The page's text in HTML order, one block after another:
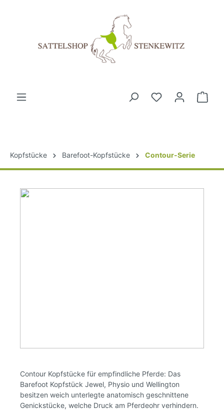
Kopfstücke Barefoot-Kopfstücke Contour-Serie
Contour Kopfstücke für empfindliche Pferde: Das
Barefoot Kopfstück Jewel, Physio und Wellington
besitzen weich unterlegte anatomisch geschnittene
Genickstücke, welche Druck am Pferdeohr verhindern.